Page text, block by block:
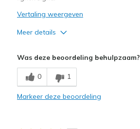
Vertaling weergeven
Meer details
Comfortable
Durable
Was deze beoordeling behulpzaam?
0 1
Markeer deze beoordeling